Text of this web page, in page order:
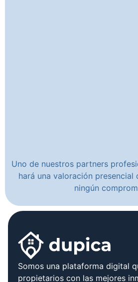
Uno de nuestros partners
hará una valoración presencial
ningún
Somos una plataforma digital
propietarios con las mejores